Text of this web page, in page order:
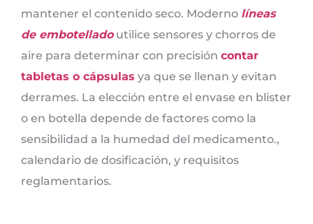
mantener el contenido seco. Moderno líneas
de embotelladoutilice sensores y chorros de
aire para determinar con precisión contar
tabletas o cápsulas ya que se llenan y evitan
derrames. La elección entre el envase en blister
o en botella depende de factores como la
sensibilidad a la humedad del medicamento.,
calendario de dosificación, y requisitos
reglamentarios.